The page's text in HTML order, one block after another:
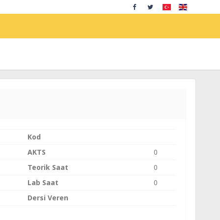
Kod
AKTS
0
Teorik Saat
0
Lab Saat
0
Dersi Veren